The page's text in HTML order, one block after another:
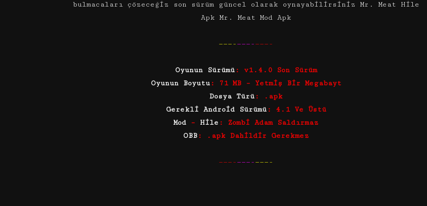
bulmacaları çözeceğiz son sürüm güncel olarak oynayabilirsiniz Mr. Meat Hile
Apk Mr. Meat Mod Apk
———-———-———-
Oyunun Sürümü: v1.4.0 Son Sürüm
Oyunun Boyutu: 71 MB – Yetmiş Bir Megabayt
Dosya Türü: .apk
Gerekli Android Sürümü: 4.1 Ve Üstü
Mod – Hile : Zombi Adam Saldırmaz
OBB: .apk Dahildir Gerekmez
———-———-———-